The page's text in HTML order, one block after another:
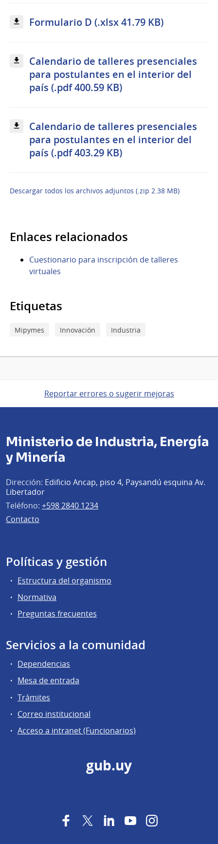
Formulario D (.xlsx 41.79 KB)
Calendario de talleres presenciales
para postulantes en el interior del
país (.pdf 400.59 KB)
Calendario de talleres presenciales
para postulantes en el interior del
país (.pdf 403.29 KB)
Descargar todos los archivos adjuntos (.zip 2.38 MB)
Enlaces relacionados
Cuestionario para inscripción de talleres
virtuales
Etiquetas
Mipymes Innovación Industria
Reportar errores o sugerir mejoras
Ministerio de Industria, Energía
y Minería
Dirección: Edificio Ancap, piso 4, Paysandú esquina Av.
Libertador
Teléfono: +598 2840 1234
Contacto
Políticas y gestión
Estructura del organismo
Normativa
Preguntas frecuentes
Servicios a la comunidad
Dependencias
Mesa de entrada
Trámites
Correo institucional
Acceso a intranet (Funcionarios)
gub.uy
FacebookTwitter LinkedInYouTubeInstagram